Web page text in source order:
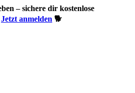
– sichere dir kostenlose
Jetzt anmelden 🐕